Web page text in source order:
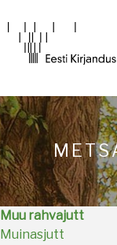
Main
Muu rahvajutt
Muinasjutt